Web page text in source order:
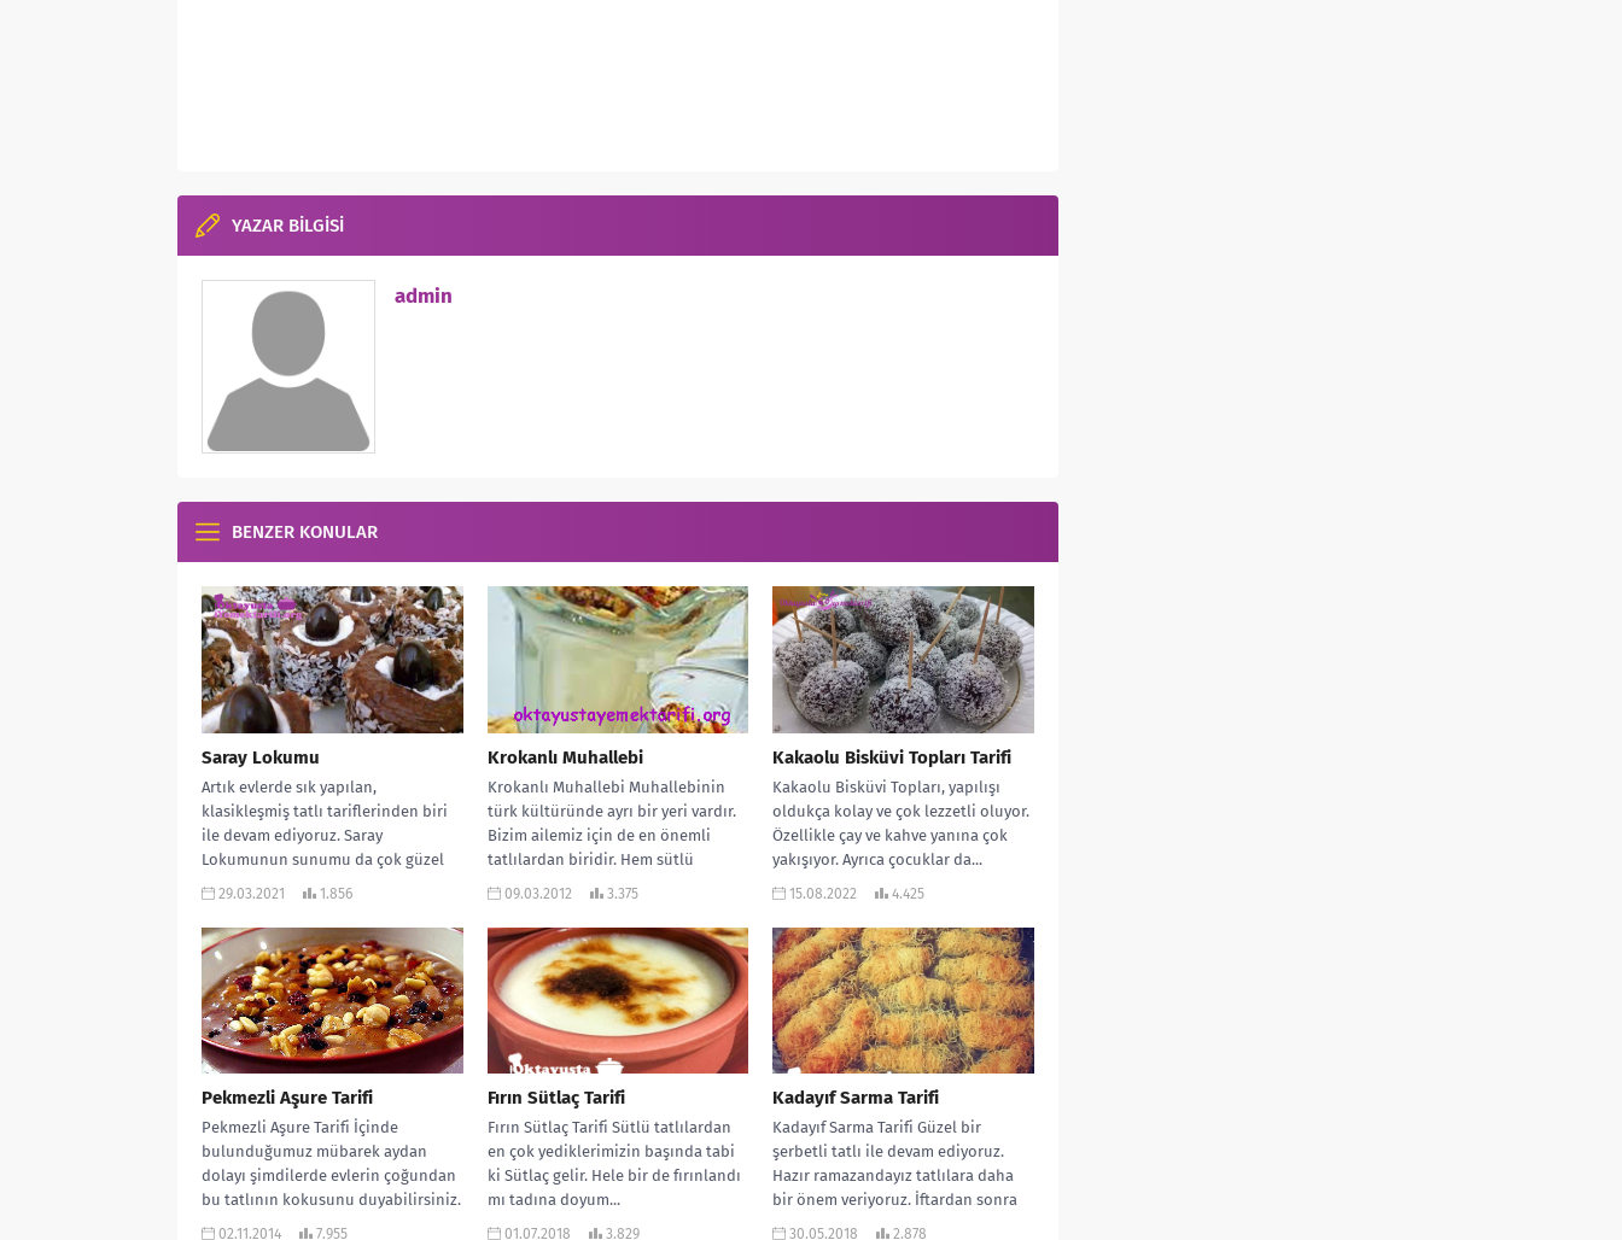
YAZAR BİLGİSİ
admin
BENZER KONULAR
Saray Lokumu
Artık evlerde sık yapılan,
klasikleşmiş tatlı tariflerinden biri
ile devam ediyoruz. Saray
Lokumunun sunumu da çok güzel
oluyor. Çay saatlerine...
29.03.2021 1.856
Krokanlı Muhallebi
Krokanlı Muhallebi Muhallebinin
türk kültüründe ayrı bir yeri vardır.
Bizim ailemiz için de en önemli
tatlılardan biridir. Hem sütlü
olması...
09.03.2012 3.375
Kakaolu Bisküvi Topları Tarifi
Kakaolu Bisküvi Topları, yapılışı
oldukça kolay ve çok lezzetli oluyor.
Özellikle çay ve kahve yanına çok
yakışıyor. Ayrıca çocuklar da...
15.08.2022 4.425
Pekmezli Aşure Tarifi
Pekmezli Aşure Tarifi İçinde
bulunduğumuz mübarek aydan
dolayı şimdilerde evlerin çoğundan
bu tatlının kokusunu duyabilirsiniz.
Evet yapımı biraz yorucudur. Ama...
02.11.2014 7.955
Fırın Sütlaç Tarifi
Fırın Sütlaç Tarifi Sütlü tatlılardan
en çok yediklerimizin başında tabi
ki Sütlaç gelir. Hele bir de fırınlandı
mı tadına doyum...
01.07.2018 3.829
Kadayıf Sarma Tarifi
Kadayıf Sarma Tarifi Güzel bir
şerbetli tatlı ile devam ediyoruz.
Hazır ramazandayız tatlılara daha
bir önem veriyoruz. İftardan sonra
yenebilecek...
30.05.2018 2.878